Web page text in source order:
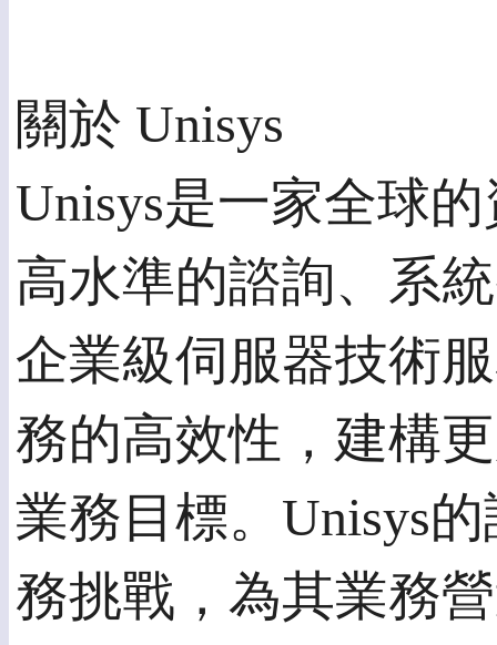
關於 Unisys
Unisys是一家全球
高水準的諮詢、系
企業級伺服器技術
務的高效性，建構
業務目標。Unisys
務挑戰，為其業務